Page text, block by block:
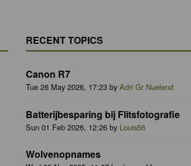
RECENT TOPICS
Canon R7
Tue 26 May 2026, 17:23 by Adri Gr Nuelend
Batterijbesparing bij Flitsfotografie
Sun 01 Feb 2026, 12:26 by Louis56
Wolvenopnames